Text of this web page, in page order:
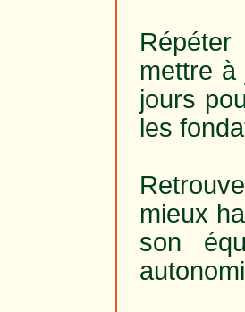
mettre
jours
les
mieux
son